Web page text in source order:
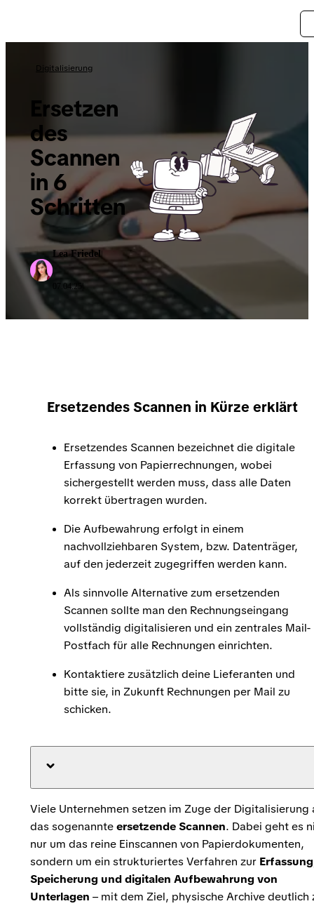
Digitalisierung
Ersetzen
des
Scannen
in 6
Schritten
Lea Friedel|
07.04.25
Ersetzendes Scannen in Kürze erklärt
Ersetzendes Scannen bezeichnet die digitale
Erfassung von Papierrechnungen, wobei
sichergestellt werden muss, dass alle Daten
korrekt übertragen wurden.
Die Aufbewahrung erfolgt in einem
nachvollziehbaren System, bzw. Datenträger,
auf den jederzeit zugegriffen werden kann.
Als sinnvolle Alternative zum ersetzenden
Scannen sollte man den Rechnungseingang
vollständig digitalisieren und ein zentrales Mail-
Postfach für alle Rechnungen einrichten.
Kontaktiere zusätzlich deine Lieferanten und
bitte sie, in Zukunft Rechnungen per Mail zu
schicken.
Viele Unternehmen setzen im Zuge der Digitalisierung
das sogenannteersetzende Scannen. Dabei geht es
nur um das reine Einscannen von Papierdokumenten,
sondern um ein strukturiertes Verfahren zur
Speicherung und digitalen Aufbewahrung von
Unterlagen – mit dem Ziel, physische Archive deutlich